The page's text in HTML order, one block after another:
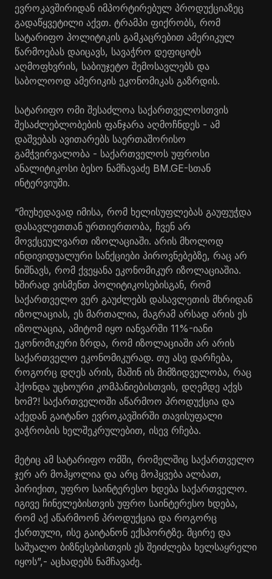
ევროკავშირიდან იმპორტირებულ პროდუქციაზეც
გადაწყვეტილი აქვთ. ტრამპი ფიქრობს, რომ
სატარიფო პოლიტიკის გამკაცრებით ამერიკულ
წარმოებას დაიცავს, სავაჭრო დეფიციტს
აღმოფხვრის, საბიუჯეტო შემოსავლებს და
საბოლოოდ ამერიკის ეკონომიკას გაზრდის.
სატარიფო ომი შესაძლოა საქართველოსთვის
შესაძლებლობების ფანჯარა აღმოჩნდეს - ამ
დაშვებას ავითარებს საერთაშორისო
გამჭვირვალობა - საქართველოს უფროსი
ანალიტიკოსი ბესო ნამჩავაძე BM.GE-სთან
ინტერვიუში.
“მიუხედავად იმისა, რომ ხელისუფლებას გაუფუჭდა
დასავლეთთან ურთიერთობა, ჩვენ არ
მოვქცეულვართ იზოლაციაში. არის მხოლოდ
ინდივიდუალური სანქციები პიროვნებებზე, რაც არ
ნიშნავს, რომ ქვეყანა ეკონომიკურ იზოლაციაშია.
ხშირად ვისმენთ პოლიტიკოსებისგან, რომ
საქართველო ვერ გაუძლებს დასავლეთის მხრიდან
იზოლაციას, ეს მართალია, მაგრამ არსად არის ეს
იზოლაცია, ამიტომ იყო იანვარში 11%-იანი
ეკონომიკური ზრდა, რომ იზოლაციაში არ არის
საქართველო ეკონომიკურად. თუ ასე დარჩება,
როგორც დღეს არის, მაშინ ის მიმზიდველობა, რაც
ჰქონდა უცხოური კომპანიებისთვის, დღემდე აქვს
ხომ?! საქართველოში აწარმოო პროდუქცია და
აქედან გაიტანო ევროკავშირში თავისუფალი
ვაჭრობის ხელშეკრულებით, ისევ რჩება.
მეტიც ამ სატარიფო ომში, რომელშიც საქართველო
ჯერ არ მოჰყოლია და არც მოჰყვება ალბათ,
პირიქით, უფრო საინტერესო ხდება საქართველო.
იგივე ჩინელებისთვის უფრო საინტერესო ხდება,
რომ აქ აწარმოონ პროდუქცია და როგორც
ქართული, ისე გაიტანონ ექსპორტზე. მცირე და
საშუალო ბიზნესებისთვის ეს შეიძლება ხელსაყრელი
იყოს”,- აცხადებს ნამჩავაძე.